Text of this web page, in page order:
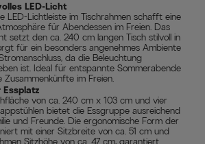
LED-Licht
LED-Lichtleiste im Tischrahmen schafft eine
für Abendessen im Freien. Das
setzt den ca. 240 cm langen Tisch stilvoll in
für ein besonders angenehmes Ambiente
da die Beleuchtung
ist. Ideal für entspannte Sommerabende
Zusammenkünfte im Freien.
Essplatz
von ca. 240 cm x 103 cm und vier
bietet die Essgruppe ausreichend
und Freunde. Die ergonomische Form der
mit einer Sitzbreite von ca. 51 cm und
Sitzhöhe von ca. 47 cm, garantiert